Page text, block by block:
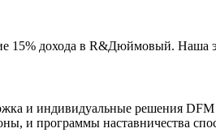
15% дохода в R&Дюймовый. Наша
и индивидуальные решения DFM
и программы наставничества